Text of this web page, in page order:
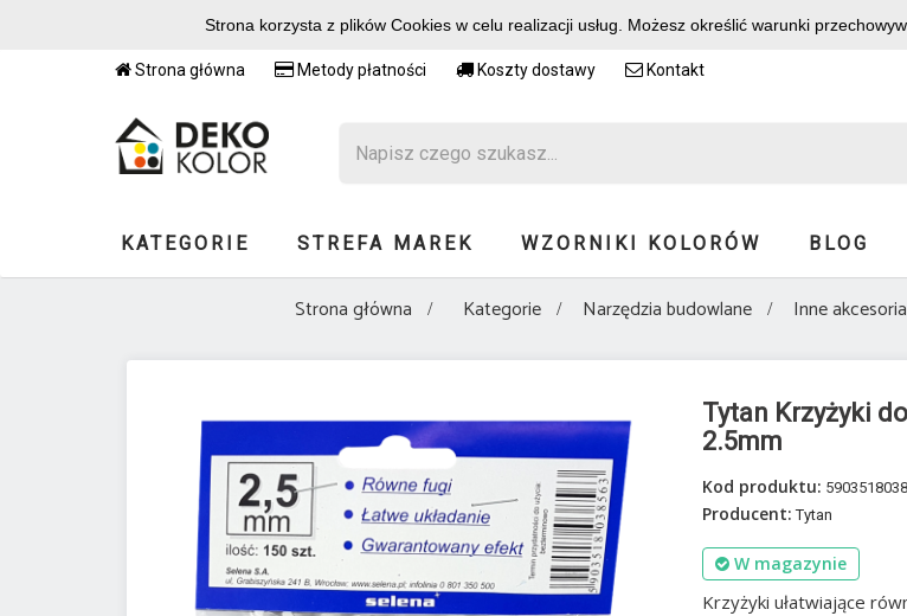
Strona korzysta z plików Cookies w celu realizacji usług. Możesz określić warunki
Strona główna Metody płatności Koszty dostawy Kontakt
KATEGORIE STREFA MAREK WZORNIKI KOLORÓW BLOG
Strona główna Kategorie Narzędzia budowlane Inne akcesoria
Tytan Krzyżyki
2.5mm
Kod produktu:
Producent: Tytan
W magazynie
Krzyżyki ułatwiające